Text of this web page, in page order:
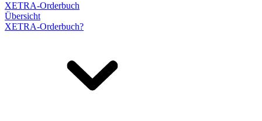
XETRA-Orderbuch
Übersicht
XETRA-Orderbuch?